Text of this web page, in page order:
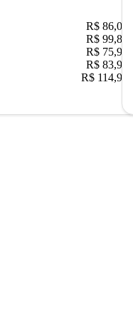
R$ 86,00
R$ 99,89
R$ 75,90
R$ 83,90
R$ 114,90